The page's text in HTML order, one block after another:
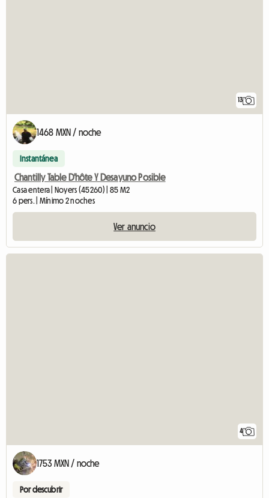
13
1468 MXN / noche
Instantánea
Chantilly Table D'hôte Y Desayuno Posible
Casa entera | Noyers (45260) | 85 M2
6 pers. | Mínimo 2 noches
Ver anuncio
4
1753 MXN / noche
Por descubrir